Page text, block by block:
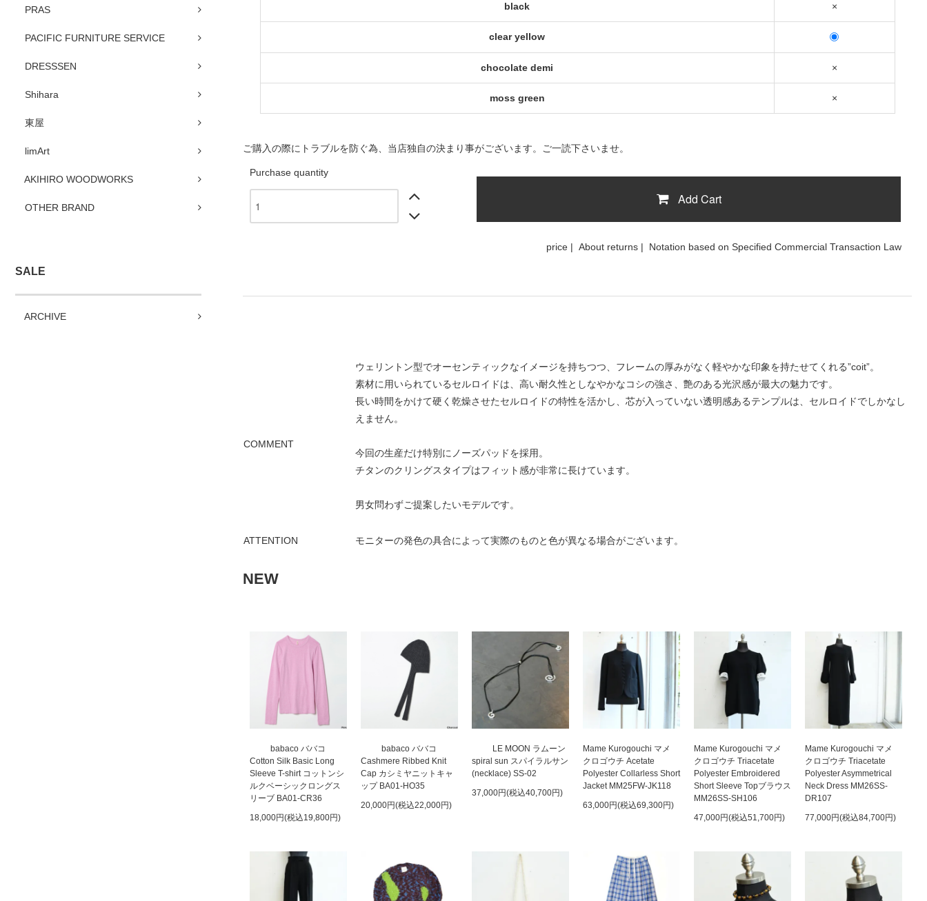
PRAS
PACIFIC FURNITURE SERVICE
DRESSSEN
Shihara
東屋
limArt
AKIHIRO WOODWORKS
OTHER BRAND
SALE
ARCHIVE
black ×
clear yellow
chocolate demi ×
moss green ×
ご購入の際にトラブルを防ぐ為、当店独自の決まり事がございます。ご一読下さいませ。
Purchase quantity
Add Cart
price | About returns | Notation based on Specified Commercial Transaction Law
COMMENT
ウェリントン型でオーセンティックなイメージを持ちつつ、フレームの厚みがなく軽やかな印象を持たせてくれる”coit”。
素材に用いられているセルロイドは、高い耐久性としなやかなコシの強さ、艶のある光沢感が最大の魅力です。
長い時間をかけて硬く乾燥させたセルロイドの特性を活かし、芯が入っていない透明感あるテンプルは、セルロイドでしかなし
えません。
今回の生産だけ特別にノーズパッドを採用。
チタンのクリングスタイプはフィット感が非常に長けています。
男女問わずご提案したいモデルです。
ATTENTION モニターの発色の具合によって実際のものと色が異なる場合がございます。
NEW
babaco ババコ
Cotton Silk Basic Long
Sleeve T-shirt コットンシ
ルクベーシックロングス
リーブ BA01-CR36
18,000円(税込19,800円)
babaco ババコ
Cashmere Ribbed Knit
Cap カシミヤニットキャ
ップ BA01-HO35
20,000円(税込22,000円)
LE MOON ラムーン
spiral sun スパイラルサン
(necklace) SS-02
37,000円(税込40,700円)
Mame Kurogouchi マメ
クロゴウチ Acetate
Polyester Collarless Short
Jacket MM25FW-JK118
63,000円(税込69,300円)
Mame Kurogouchi マメ
クロゴウチ Triacetate
Polyester Embroidered
Short Sleeve Topブラウス
MM26SS-SH106
47,000円(税込51,700円)
Mame Kurogouchi マメ
クロゴウチ Triacetate
Polyester Asymmetrical
Neck Dress MM26SS-
DR107
77,000円(税込84,700円)